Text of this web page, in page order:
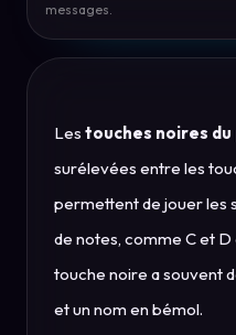
messages.
Les touches noires du
surélevées entre les
permettent de jouer les
de notes, comme C et D
touche noire a souvent
et un nom en bémol.